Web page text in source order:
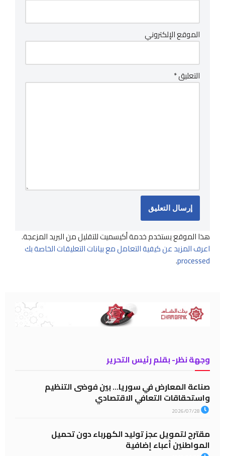
الموقع الإلكتروني
التعليق*
هذا الموقع يستخدم خدمة أكيسميت للتقليل من البريد المزعجة.
اعرف المزيد عن كيفية التعامل مع بيانات التعليقات الخاصة بك
processed
.
وجهة نظر- بقلم رئيس التحرير
صناعة المعارض في سوريا… بين فوضى التنظيم
واستحقاقات التعافي الاقتصادي
مقترح لتمويل عجز توليد الكهرباء دون تحميل
المواطنين أعباء إضافية